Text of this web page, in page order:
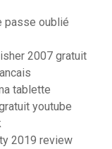
passe oublié
2007 gratuit
tablette
youtube
2019 review